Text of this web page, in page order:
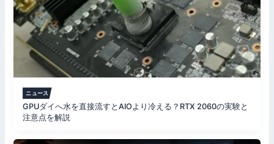
ニュース
GPUダイへ水を直接流すとAIOより冷える？RTX 2060の実験と
注意点を解説